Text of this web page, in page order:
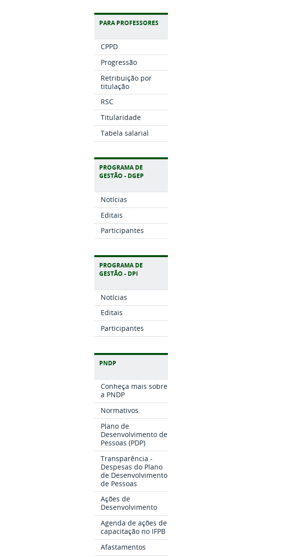
PARA PROFESSORES
CPPD
Progressão
Retribuição por
titulação
RSC
Titularidade
Tabela salarial
PROGRAMA DE
GESTÃO - DGEP
Notícias
Editais
Participantes
PROGRAMA DE
GESTÃO - DPI
Notícias
Editais
Participantes
PNDP
Conheça mais sobre
a PNDP
Normativos
Plano de
Desenvolvimento de
Pessoas (PDP)
Transparência -
Despesas do Plano
de Desenvolvimento
de Pessoas
Ações de
Desenvolvimento
Agenda de ações de
capacitação no IFPB
Afastamentos